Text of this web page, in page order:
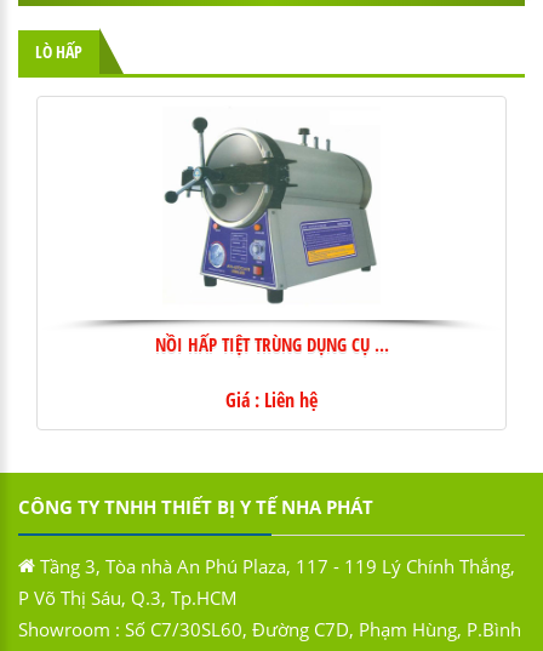
LÒ HẤP
NỒI HẤP TIỆT TRÙNG DỤNG CỤ ...
Giá : Liên hệ
CÔNG TY TNHH THIẾT BỊ Y TẾ NHA PHÁT
Tầng 3, Tòa nhà An Phú Plaza, 117 - 119 Lý Chính Thắng,
P Võ Thị Sáu, Q.3, Tp.HCM
Showroom : Số C7/30SL60, Đường C7D, Phạm Hùng, P.Bình